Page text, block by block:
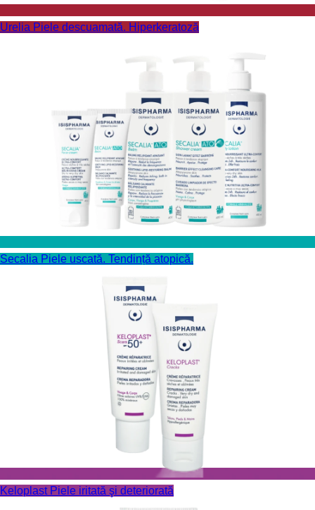
Urelia Piele descuamată. Hiperkeratoză
Secalia Piele uscată. Tendință atopică.
Keloplast Piele iritată şi deteriorată